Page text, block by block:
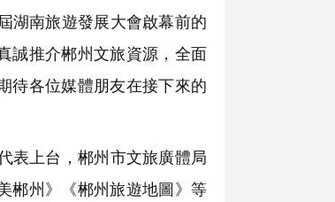
南旅遊發展大會啟幕前的
誠推介郴州文旅資源，全面
待各位媒體朋友在接下來的
表上台，郴州市文旅廣體局
郴州》《郴州旅遊地圖》等